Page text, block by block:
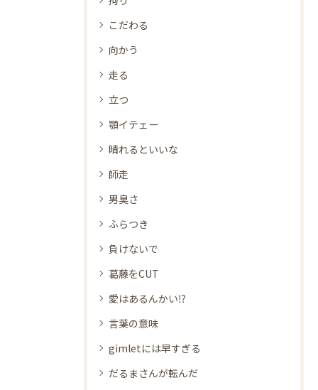
こだわる
向かう
走る
立つ
顎イテェー
晴れるといいな
師走
男臭さ
ふらつき
負けないで
葛藤をCUT
愛はあるんかい⁉
言葉の意味
gimletには早すぎる
だるまさんが転んだ